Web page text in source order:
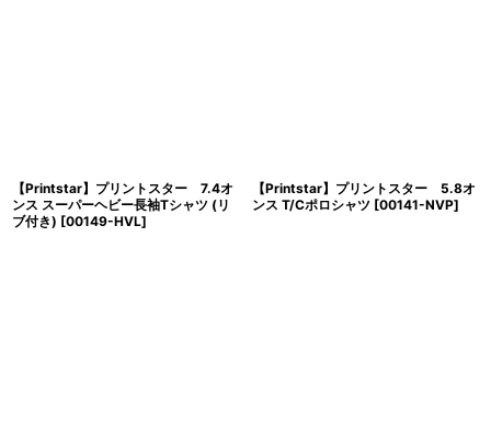
【Printstar】プリントスター 7.4オ
ンス スーパーヘビー長袖Tシャツ (リ
ブ付き) [00149-HVL]
【Printstar】プリントスター 5.8オ
ンス T/Cポロシャツ [00141-NVP]